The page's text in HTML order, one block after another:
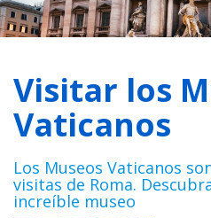
Visitar los
Vaticanos
Los Museos Vaticanos
visitas de Roma.
increíble museo